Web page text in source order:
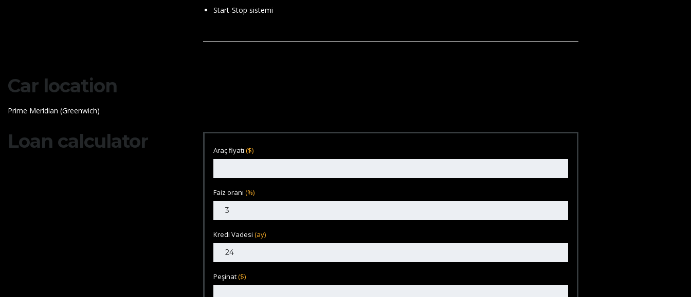
Start-Stop sistemi
Car location
Prime Meridian (Greenwich)
Loan calculator Araç fiyatı ($)
Faiz oranı (%)
Kredi Vadesi (ay)
Peşinat($)